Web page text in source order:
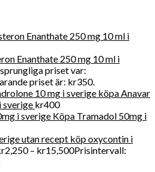
Enanthate 250 mg 10 ml i
priset var:
priset är: kr350.
köpa Anavar
sverige kr400
Köpa Tramadol 50mg i
köp oxycontin i
2,250 – kr15,500Prisintervall: